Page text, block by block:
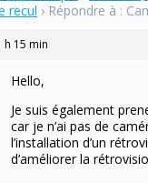
recul › Répondre à :
h 15 min
Hello,
Je suis également
car je n’ai pas de
l’installation d’un
d’améliorer la